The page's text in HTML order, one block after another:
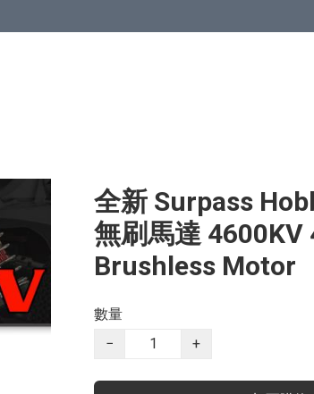
全新 Surpass
無刷馬達 4600KV
Brushless Motor
數量
−
+